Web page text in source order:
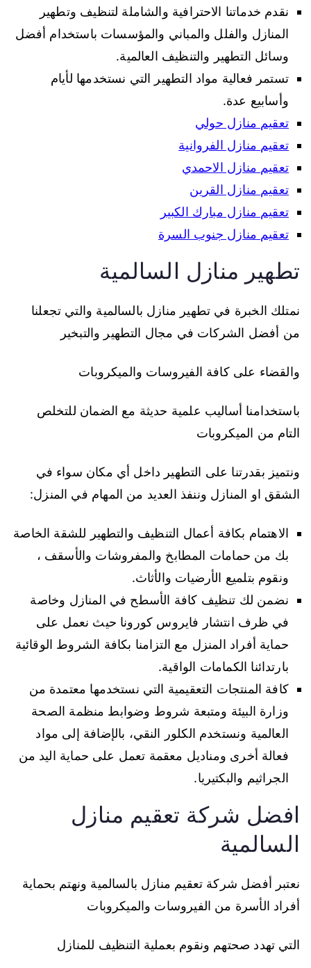
نقدم خدماتنا الاحترافية والشاملة لتنظيف وتطهير
المنازل والفلل والمباني والمؤسسات باستخدام أفضل
وسائل التطهير والتنظيف العالمية.
تستمر فعالية مواد التطهير التي نستخدمها لأيام
وأسابيع عدة.
تعقيم منازل حولي
تعقيم منازل الفروانية
تعقيم منازل الاحمدي
تعقيم منازل القرين
تعقيم منازل مبارك الكبير
تعقيم منازل جنوب السرة
تطهير منازل السالمية
نمتلك الخبرة في تطهير منازل بالسالمية والتي تجعلنا
من أفضل الشركات في مجال التطهير والتبخير
والقضاء على كافة الفيروسات والميكروبات
باستخدامنا أساليب علمية حديثة مع الضمان للتخلص
التام من الميكروبات
ونتميز بقدرتنا على التطهير داخل أي مكان سواء في
الشقق او المنازل وننفذ العديد من المهام في المنزل:
الاهتمام بكافة أعمال التنظيف والتطهير للشقة الخاصة
بك من حمامات المطابخ والمفروشات والأسقف ،
ونقوم بتلميع الأرضيات والأثاث.
نضمن لك تنظيف كافة الأسطح في المنازل وخاصة
في ظرف انتشار فايروس كورونا حيث نعمل على
حماية أفراد المنزل مع التزامنا بكافة الشروط الوقائية
بارتدائنا الكمامات الواقية.
كافة المنتجات التعقيمية التي نستخدمها معتمدة من
وزارة البيئة ومتبعة شروط وضوابط منظمة الصحة
العالمية ونستخدم الكلور النقي، بالإضافة إلى مواد
فعالة أخرى ومناديل معقمة تعمل على حماية اليد من
الجراثيم والبكتيريا.
افضل شركة تعقيم منازل
السالمية
نعتبر أفضل شركة تعقيم منازل بالسالمية ونهتم بحماية
أفراد الأسرة من الفيروسات والميكروبات
التي تهدد صحتهم ونقوم بعملية التنظيف للمنازل